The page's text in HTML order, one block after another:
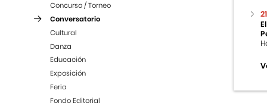
Concurso / Torneo
Conversatorio
Cultural
Danza
Educación
Exposición
Feria
Fondo Editorial